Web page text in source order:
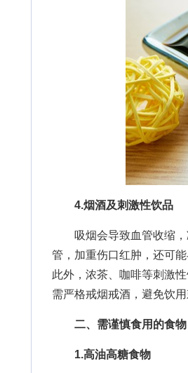
4.烟酒及刺激性饮品
吸烟会导致血管收缩，
管，加重伤口红肿，还可
此外，浓茶、咖啡等刺激
需严格戒烟戒酒，避免饮用
二、需谨慎食用的食物
1.高油高糖食物